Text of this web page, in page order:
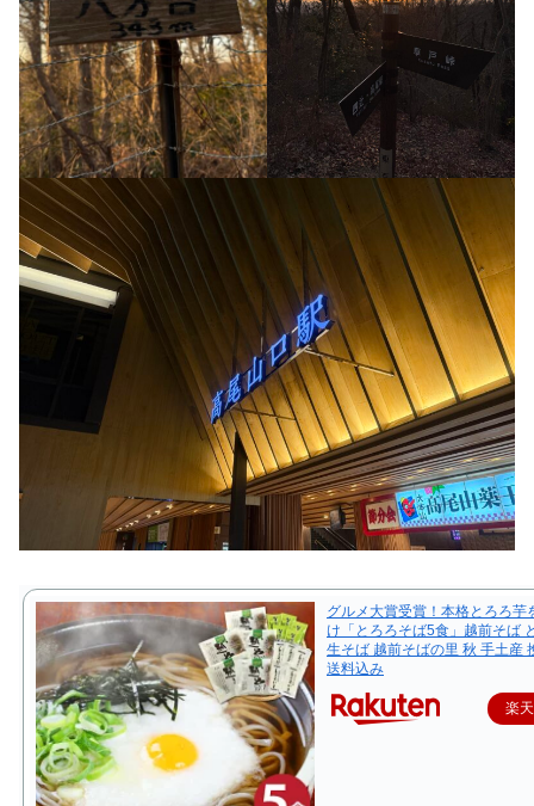
グルメ大賞受賞！本格とろろ芋
け「とろろそば5食」越前そば
生そば 越前そばの里 秋 手土産
送料込み
楽